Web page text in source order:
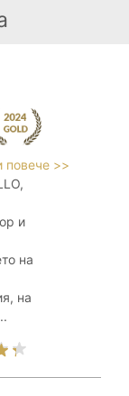
повече >>
и
на
на